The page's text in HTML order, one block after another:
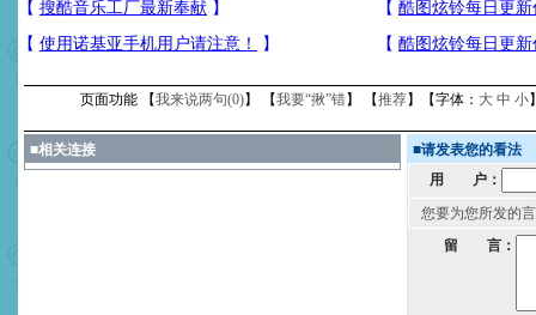
页面功能 【我来说两句(0)】 【我要“揪”错】 【推荐】【字体： 大 中 小
■相关连接 ■请发表您的看法
用 户：
您要为您所发的
留 言：